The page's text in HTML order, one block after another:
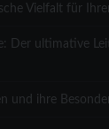
Vielfalt für
Der ultimative
und ihre